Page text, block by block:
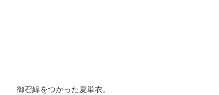
御召緯をつかった夏単衣。